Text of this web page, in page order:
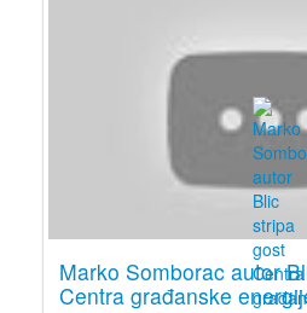
Marko Somborac autor
Centra građanske